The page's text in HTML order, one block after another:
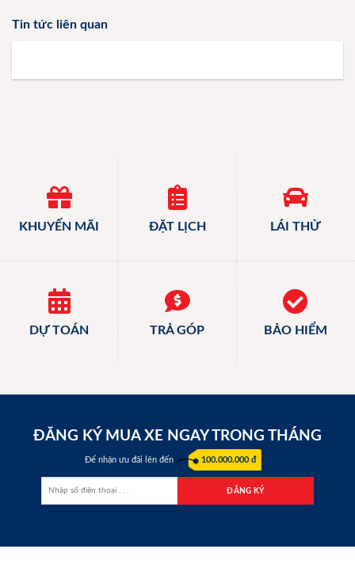
Tin tức liên quan
KHUYẾN MÃI ĐẶT LỊCH LÁI THỬ
DỰ TOÁN TRẢ GÓP BẢO HIỂM
ĐĂNG KÝ MUA XE NGAY TRONG THÁNG
Để nhận ưu đãi lên đến 100.000.000 đ